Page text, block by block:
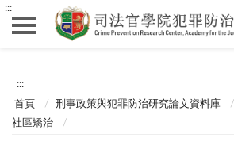
:::
:::
首頁 刑事政策與犯罪防治研究論文資料庫
社區矯治